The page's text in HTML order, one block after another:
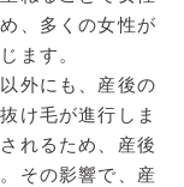
、多くの女性が
ます。
外にも、産後の
け毛が進行しま
れるため、産後
その影響で、産